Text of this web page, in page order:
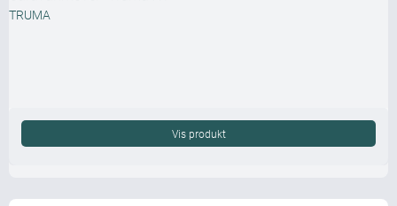
TRUMA
Vis produkt